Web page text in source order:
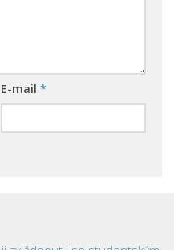
E-mail *